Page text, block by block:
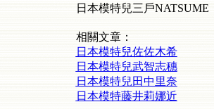
日本模特兒三戶NATSUME
相關文章：
日本模特兒佐佐木希
日本模特兒武智志穗
日本模特兒田中里奈
日本模特藤井莉娜近